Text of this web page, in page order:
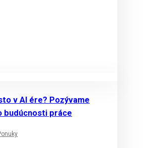
v AI ére? Pozývame
budúcnosti práce